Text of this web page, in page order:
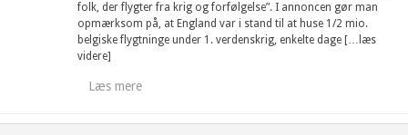
folk, der flygter fra krig og forfølgelse”. I annoncen gør man
opmærksom på, at England var i stand til at huse 1/2 mio.
belgiske flygtninge under 1. verdenskrig, enkelte dage […læs
videre]
Læs mere